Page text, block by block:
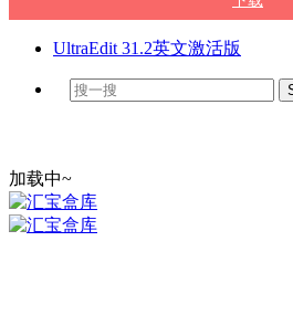
UltraEdit 31.2英文激活版
加载中~